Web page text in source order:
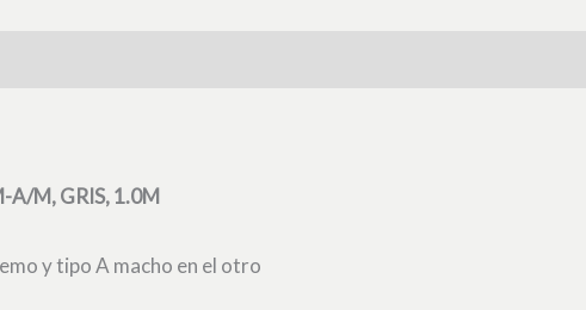
A/M, GRIS, 1.0M
y tipo A macho en el otro